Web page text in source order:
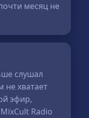
месяц не
слушал
не хватает
эфир,
Radio